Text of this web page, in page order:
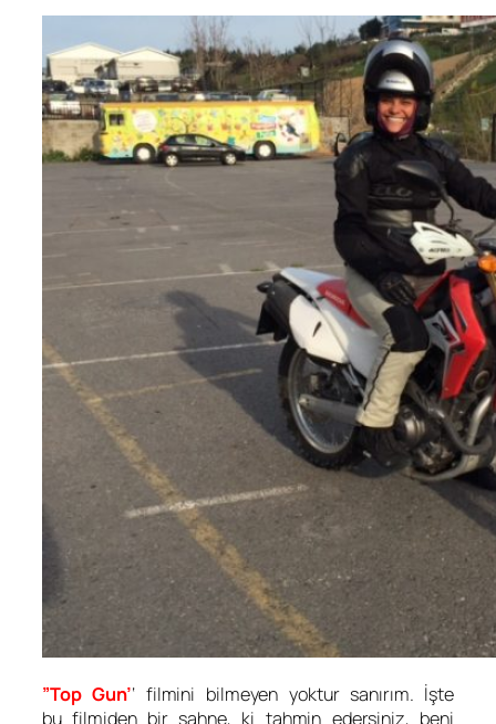
”Top Gun’‘ filmini bilmeyen yoktur sanırım. İşte
bu filmiden bir sahne, ki tahmin edersiniz, beni